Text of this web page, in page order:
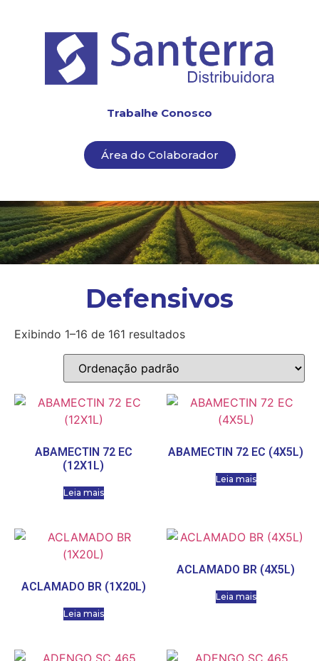
Trabalhe Conosco
Área do Colaborador
Defensivos
Exibindo 1–16 de 161 resultados
ABAMECTIN 72 EC
(12X1L)
Leia mais
ABAMECTIN 72 EC (4X5L)
Leia mais
ACLAMADO BR (1X20L)
Leia mais
ACLAMADO BR (4X5L)
Leia mais